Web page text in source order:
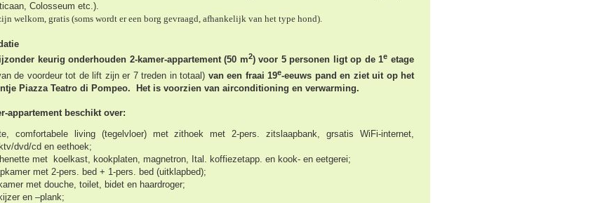
Colosseum etc.).
welkom, gratis (soms wordt er een borg gevraagd, afhankelijk van het type hond).
keurig onderhouden 2-kamer-appartement (50 m2) voor 5 personen ligt op de 1e etage
de voordeur tot de lift zijn er 7 treden in totaal) van een fraai 19e-eeuws pand en ziet uit op het
Piazza Teatro di Pompeo. Het is voorzien van airconditioning en verwarming.
appartement beschikt over:
comfortabele living (tegelvloer) met zithoek met 2-pers. zitslaapbank, grsatis WiFi-internet,
dvd/cd en eethoek;
met koelkast, kookplaten, magnetron, Ital. koffiezetapp. en kook- en eetgerei;
met 2-pers. bed + 1-pers. bed (uitklapbed);
met douche, toilet, bidet en haardroger;
en –plank;